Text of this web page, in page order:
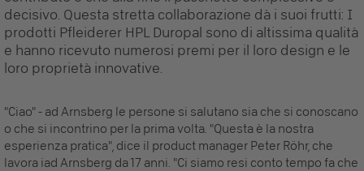
decisivo. Questa stretta collaborazione dà i suoi frutti: I
prodotti Pfleiderer HPL Duropal sono di altissima qualità
e hanno ricevuto numerosi premi per il loro design e le
loro proprietà innovative.
"Ciao" - ad Arnsberg le persone si salutano sia che si conoscano
o che si incontrino per la prima volta. "Questa è la nostra
esperienza pratica", dice il product manager Peter Röhr, che
lavora iad Arnsberg da 17 anni. "Ci siamo resi conto tempo fa che